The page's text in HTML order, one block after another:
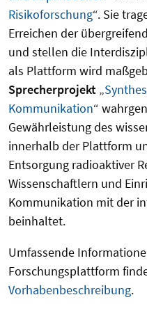
Risikoforschung“. Sie
Erreichen der
und stellen die
als Plattform wird
Sprecherprojekt „
Kommunikation“
Gewährleistung des
innerhalb der Plattform
Entsorgung radioaktiver
Wissenschaftlern und
Kommunikation mit der
beinhaltet.
Umfassende
Forschungsplattform
Vorhabenbeschreibung.